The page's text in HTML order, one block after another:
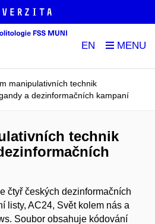
EN
manipulativních technik
a dezinformačních kampaní
technik
čtyř českých dezinformačních
listy, AC24, Svět kolem nás a
Soubor obsahuje kódování